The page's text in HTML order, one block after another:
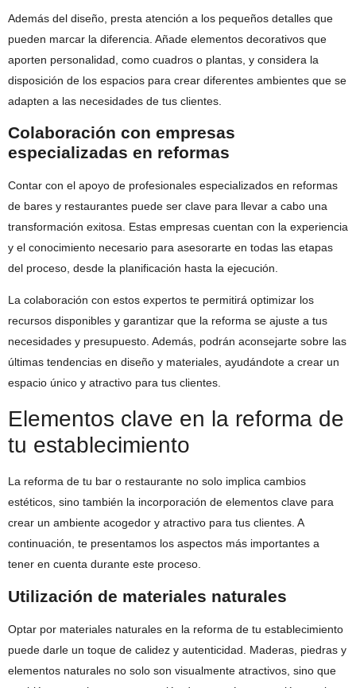
Además del diseño, presta atención a los pequeños detalles que
pueden marcar la diferencia. Añade elementos decorativos que
aporten personalidad, como cuadros o plantas, y considera la
disposición de los espacios para crear diferentes ambientes que se
adapten a las necesidades de tus clientes.
Colaboración con empresas
especializadas en reformas
Contar con el apoyo de profesionales especializados en reformas
de bares y restaurantes puede ser clave para llevar a cabo una
transformación exitosa. Estas empresas cuentan con la experiencia
y el conocimiento necesario para asesorarte en todas las etapas
del proceso, desde la planificación hasta la ejecución.
La colaboración con estos expertos te permitirá optimizar los
recursos disponibles y garantizar que la reforma se ajuste a tus
necesidades y presupuesto. Además, podrán aconsejarte sobre las
últimas tendencias en diseño y materiales, ayudándote a crear un
espacio único y atractivo para tus clientes.
Elementos clave en la reforma de
tu establecimiento
La reforma de tu bar o restaurante no solo implica cambios
estéticos, sino también la incorporación de elementos clave para
crear un ambiente acogedor y atractivo para tus clientes. A
continuación, te presentamos los aspectos más importantes a
tener en cuenta durante este proceso.
Utilización de materiales naturales
Optar por materiales naturales en la reforma de tu establecimiento
puede darle un toque de calidez y autenticidad. Maderas, piedras y
elementos naturales no solo son visualmente atractivos, sino que